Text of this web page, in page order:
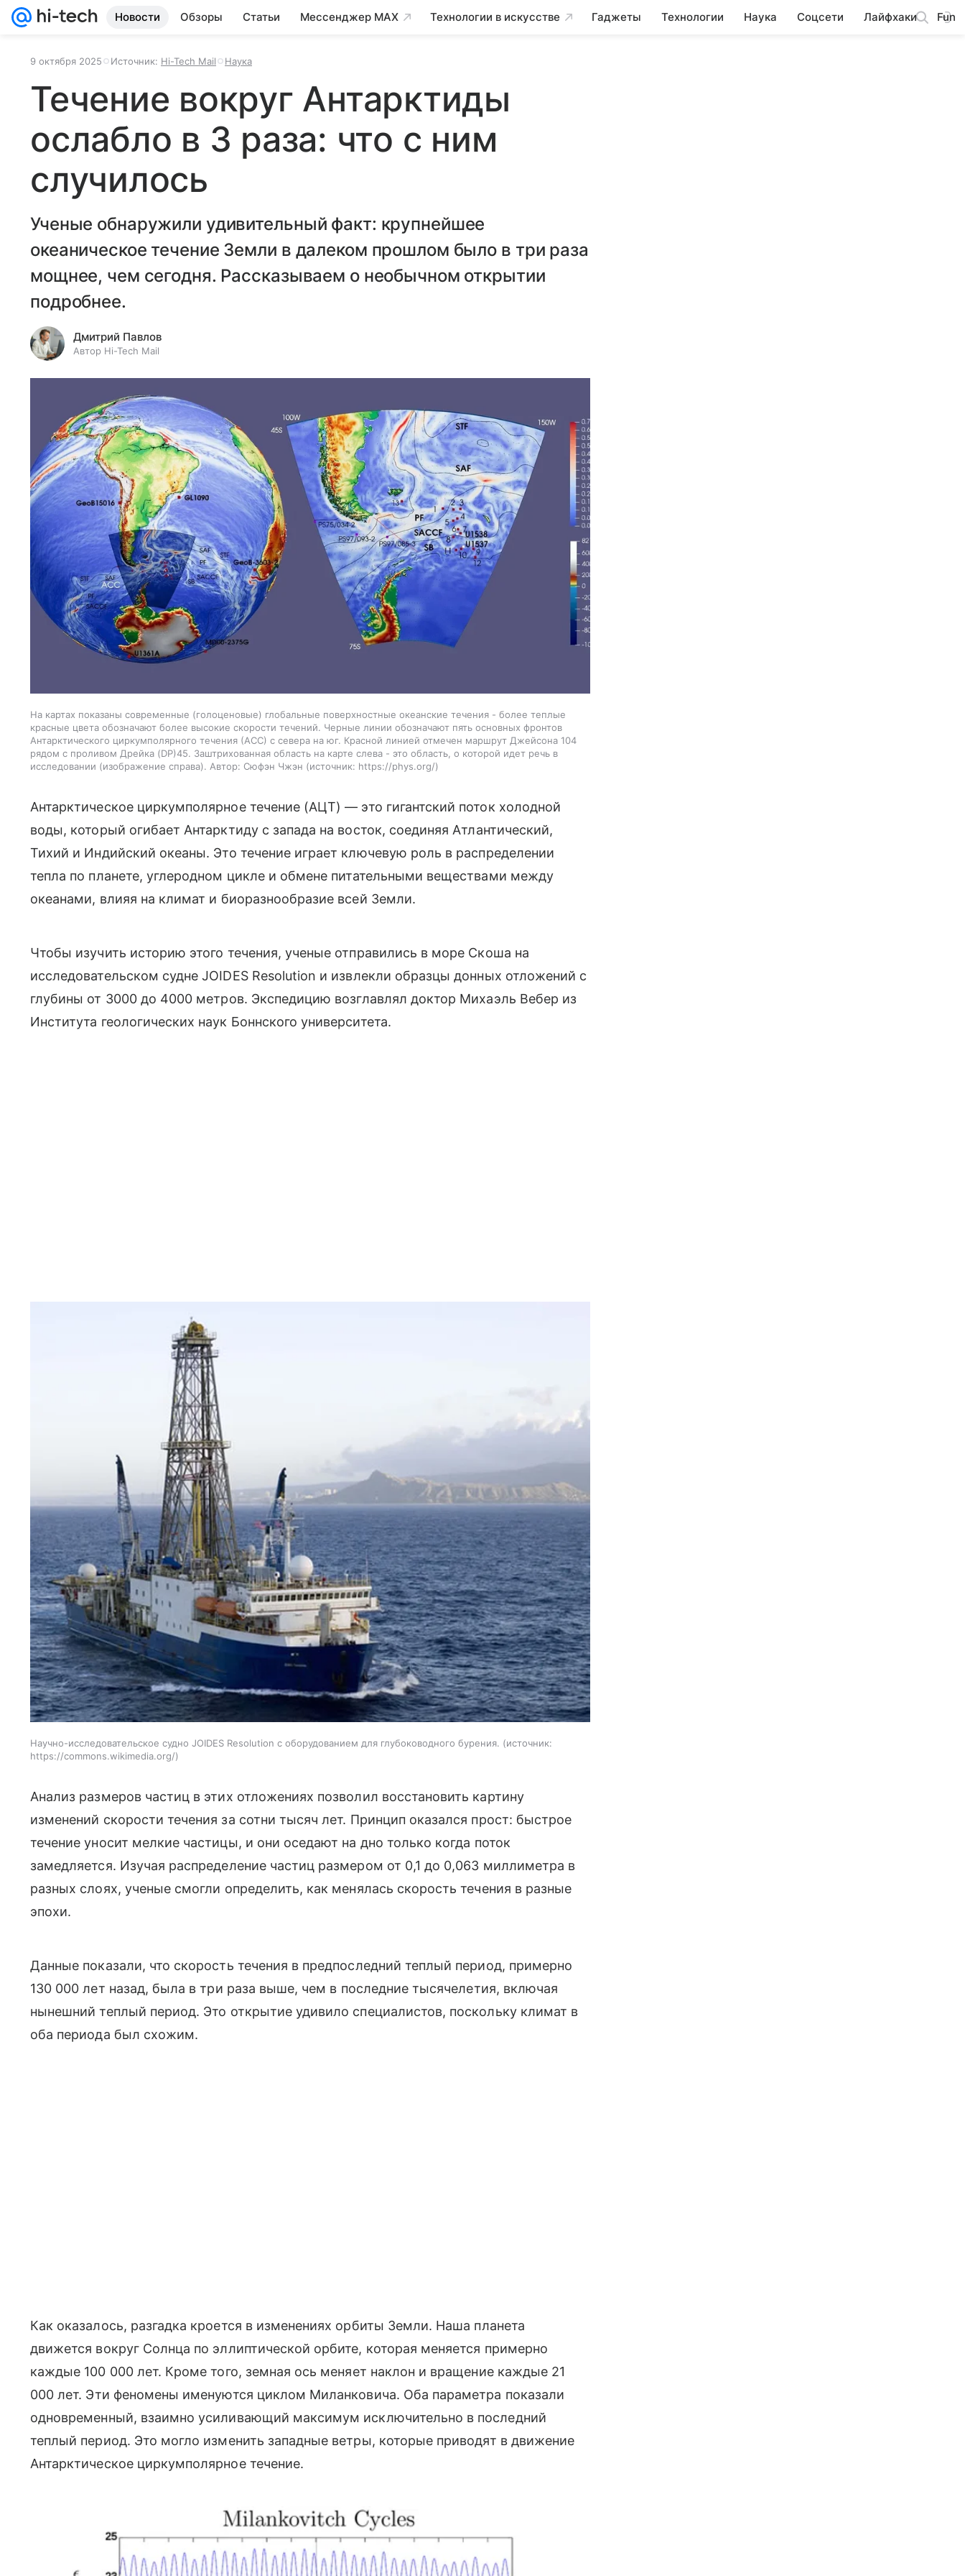
Новости Обзоры Статьи Мессенджер MAX Технологии в искусстве Гаджеты Технологии Наука Соцсети Лайфхаки Fun
9 октября 2025 Источник: Hi-Tech Mail Наука
Течение вокруг Антарктиды
ослабло в 3 раза: что с ним
случилось
Ученые обнаружили удивительный факт: крупнейшее
океаническое течение Земли в далеком прошлом было в три раза
мощнее, чем сегодня. Рассказываем о необычном открытии
подробнее.
Дмитрий Павлов
Автор Hi-Tech Mail
На картах показаны современные (голоценовые) глобальные поверхностные океанские течения - более теплые
красные цвета обозначают более высокие скорости течений. Черные линии обозначают пять основных фронтов
Антарктического циркумполярного течения (АСС) с севера на юг. Красной линией отмечен маршрут Джейсона 104
рядом с проливом Дрейка (DP)45. Заштрихованная область на карте слева - это область, о которой идет речь в
исследовании (изображение справа). Автор: Сюфэн Чжэн
источник: https://phys.org/
Антарктическое циркумполярное течение (АЦТ) — это гигантский поток холодной
воды, который огибает Антарктиду с запада на восток, соединяя Атлантический,
Тихий и Индийский океаны. Это течение играет ключевую роль в распределении
тепла по планете, углеродном цикле и обмене питательными веществами между
океанами, влияя на климат и биоразнообразие всей Земли.
Чтобы изучить историю этого течения, ученые отправились в море Скоша на
исследовательском судне JOIDES Resolution и извлекли образцы донных отложений с
глубины от 3000 до 4000 метров. Экспедицию возглавлял доктор Михаэль Вебер из
Института геологических наук Боннского университета.
Научно-исследовательское судно JOIDES Resolution с оборудованием для глубоководного бурения.
источник:
https://commons.wikimedia.org/
Анализ размеров частиц в этих отложениях позволил восстановить картину
изменений скорости течения за сотни тысяч лет. Принцип оказался прост: быстрое
течение уносит мелкие частицы, и они оседают на дно только когда поток
замедляется. Изучая распределение частиц размером от 0,1 до 0,063 миллиметра в
разных слоях, ученые смогли определить, как менялась скорость течения в разные
эпохи.
Данные показали, что скорость течения в предпоследний теплый период, примерно
130 000 лет назад, была в три раза выше, чем в последние тысячелетия, включая
нынешний теплый период. Это открытие удивило специалистов, поскольку климат в
оба периода был схожим.
Как оказалось, разгадка кроется в изменениях орбиты Земли. Наша планета
движется вокруг Солнца по эллиптической орбите, которая меняется примерно
каждые 100 000 лет. Кроме того, земная ось меняет наклон и вращение каждые 21
000 лет. Эти феномены именуются циклом Миланковича. Оба параметра показали
одновременный, взаимно усиливающий максимум исключительно в последний
теплый период. Это могло изменить западные ветры, которые приводят в движение
Антарктическое циркумполярное течение.